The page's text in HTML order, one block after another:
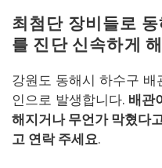
최첨단 장비들로 동
를 진단 신속하게
강원도 동해시 하수구
인으로 발생합니다. 배관
해지거나 무언가 막혔다
고 연락 주세요.